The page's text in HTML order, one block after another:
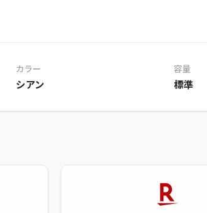
カラー
シアン
容量
標準